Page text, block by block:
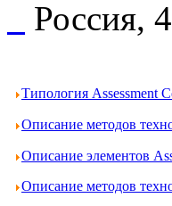
Россия,
Типология Assessment
Описание методов
Описание элементов
Описание методов